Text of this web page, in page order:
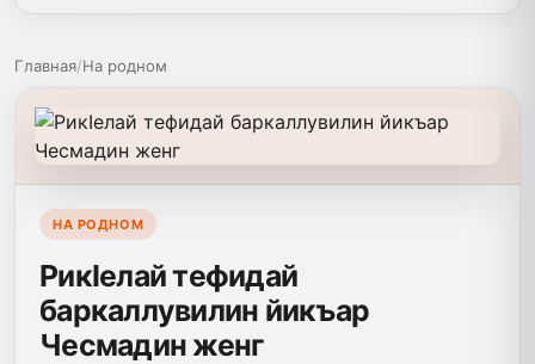
Главная/На родном
НА РОДНОМ
РикIелай тефидай
баркаллувилин йикъар
Чесмадин женг